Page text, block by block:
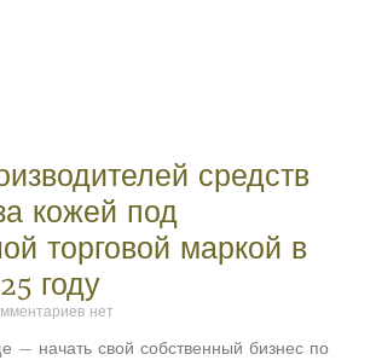
средств
кожей под
торговой маркой в
году
нет
— начать свой собственный бизнес по